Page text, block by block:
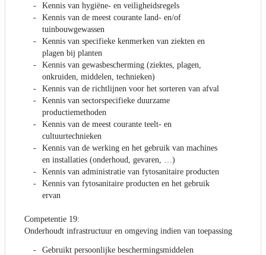
Kennis van hygiëne- en veiligheidsregels
Kennis van de meest courante land- en/of
tuinbouwgewassen
Kennis van specifieke kenmerken van ziekten en
plagen bij planten
Kennis van gewasbescherming (ziektes, plagen,
onkruiden, middelen, technieken)
Kennis van de richtlijnen voor het sorteren van afval
Kennis van sectorspecifieke duurzame
productiemethoden
Kennis van de meest courante teelt- en
cultuurtechnieken
Kennis van de werking en het gebruik van machines
en installaties (onderhoud, gevaren, …)
Kennis van administratie van fytosanitaire producten
Kennis van fytosanitaire producten en het gebruik
ervan
Competentie 19:
Onderhoudt infrastructuur en omgeving indien van toepassing
Gebruikt persoonlijke beschermingsmiddelen